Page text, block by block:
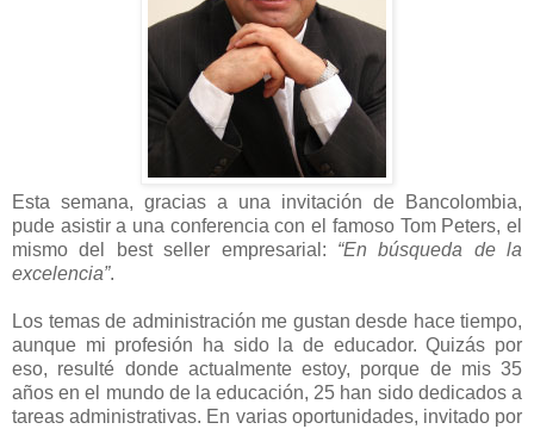
Esta semana, gracias a una invitación de Bancolombia,
pude asistir a una conferencia con el famoso Tom Peters, el
mismo del best seller empresarial: “En búsqueda de la
excelencia”.
Los temas de administración me gustan desde hace tiempo,
aunque mi profesión ha sido la de educador. Quizás por
eso, resulté donde actualmente estoy, porque de mis 35
años en el mundo de la educación, 25 han sido dedicados a
tareas administrativas. En varias oportunidades, invitado por